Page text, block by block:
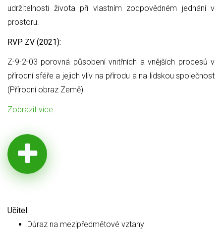
udržitelnosti života při vlastním zodpovědném jednání v
prostoru.
RVP ZV (2021):
Z-9-2-03 porovná působení vnitřních a vnějších procesů v
přírodní sféře a jejich vliv na přírodu a na lidskou společnost
(Přírodní obraz Země)
Zobrazit více
Učitel:
Důraz na mezipředmětové vztahy